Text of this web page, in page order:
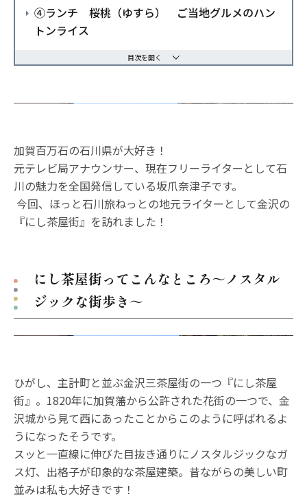
④ランチ 桜桃（ゆすら） ご当地グルメのハン
トンライス
目次を開く
加賀百万石の石川県が大好き！
元テレビ局アナウンサー、現在フリーライターとして石
川の魅力を全国発信している坂爪奈津子です。
今回、ほっと石川旅ねっとの地元ライターとして金沢の
『にし茶屋街』を訪れました！
にし茶屋街ってこんなところ～ノスタル
ジックな街歩き～
ひがし、主計町と並ぶ金沢三茶屋街の一つ『にし茶屋
街』。1820年に加賀藩から公許された花街の一つで、金
沢城から見て西にあったことからこのように呼ばれるよ
うになったそうです。
スッと一直線に伸びた目抜き通りにノスタルジックなガ
ス灯、出格子が印象的な茶屋建築。昔ながらの美しい町
並みは私も大好きです！